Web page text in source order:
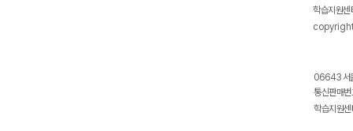
학습지원
06643 서
통신판매
학습지원